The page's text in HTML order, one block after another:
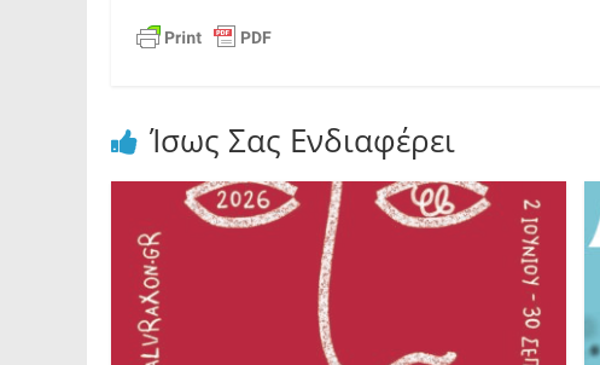
Ίσως Σας Ενδιαφέρει